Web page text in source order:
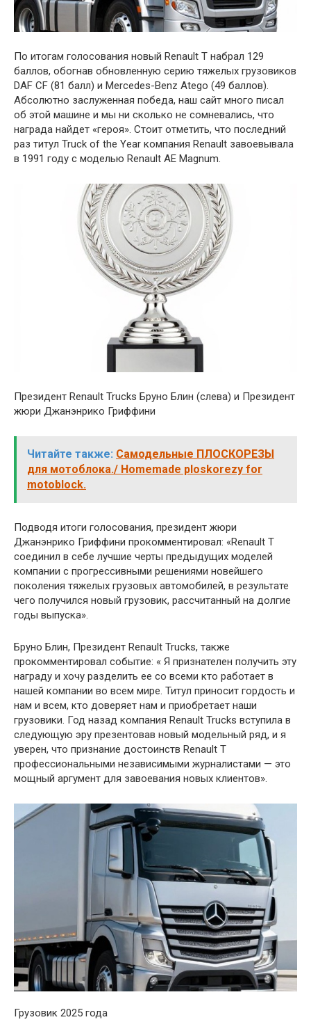
По итогам голосования новый Renault T набрал 129
баллов, обогнав обновленную серию тяжелых грузовиков
DAF CF (81 балл) и Mercedes-Benz Atego (49 баллов).
Абсолютно заслуженная победа, наш сайт много писал
об этой машине и мы ни сколько не сомневались, что
награда найдет «героя». Стоит отметить, что последний
раз титул Truck of the Year компания Renault завоевывала
в 1991 году с моделью Renault AE Magnum.
Президент Renault Trucks Бруно Блин (слева) и Президент
жюри Джанэнрико Гриффини
Читайте также: Самодельные ПЛОСКОРЕЗЫ
для мотоблока./ Homemade ploskorezy for
motoblock.
Подводя итоги голосования, президент жюри
Джанэнрико Гриффини прокомментировал: «Renault T
соединил в себе лучшие черты предыдущих моделей
компании с прогрессивными решениями новейшего
поколения тяжелых грузовых автомобилей, в результате
чего получился новый грузовик, рассчитанный на долгие
годы выпуска».
Бруно Блин, Президент Renault Trucks, также
прокомментировал событие: « Я признателен получить эту
награду и хочу разделить ее со всеми кто работает в
нашей компании во всем мире. Титул приносит гордость и
нам и всем, кто доверяет нам и приобретает наши
грузовики. Год назад компания Renault Trucks вступила в
следующую эру презентовав новый модельный ряд, и я
уверен, что признание достоинств Renault T
профессиональными независимыми журналистами — это
мощный аргумент для завоевания новых клиентов».
Грузовик 2025 года